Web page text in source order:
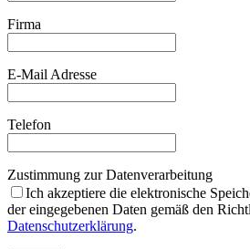
Firma
E-Mail Adresse
Telefon
Zustimmung zur Datenverarbeitung
Ich akzeptiere die elektronische
der eingegebenen Daten gemäß den
Datenschutzerklärung.